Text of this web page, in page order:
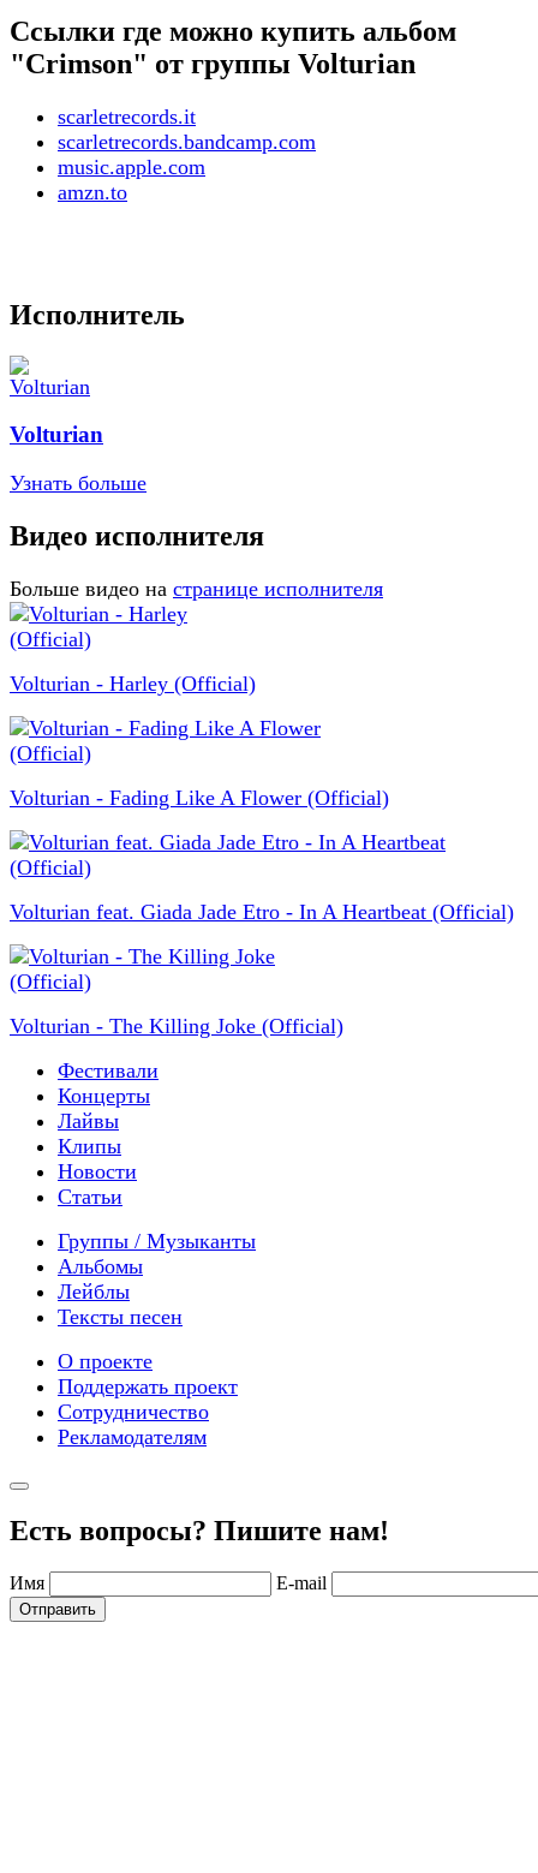
Ссылки где можно купить альбом
"Crimson" от группы Volturian
scarletrecords.it
scarletrecords.bandcamp.com
music.apple.com
amzn.to
Исполнитель
Volturian
Узнать больше
Видео исполнителя
Больше видео на странице исполнителя
Volturian - Harley (Official)
Volturian - Fading Like A Flower (Official)
Volturian feat. Giada Jade Etro - In A Heartbeat (Official)
Volturian - The Killing Joke (Official)
Фестивали
Концерты
Лайвы
Клипы
Новости
Статьи
Группы / Музыканты
Альбомы
Лейблы
Тексты песен
О проекте
Поддержать проект
Сотрудничество
Рекламодателям
Есть вопросы? Пишите нам!
Имя E-mail